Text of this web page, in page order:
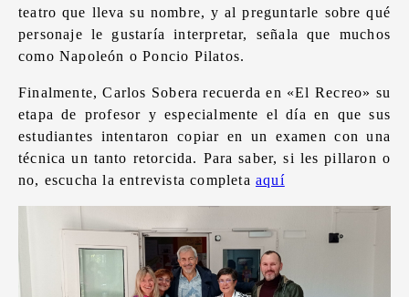
teatro que lleva su nombre, y al preguntarle sobre qué
personaje le gustaría interpretar, señala que muchos
como Napoleón o Poncio Pilatos.
Finalmente, Carlos Sobera recuerda en «El Recreo» su
etapa de profesor y especialmente el día en que sus
estudiantes intentaron copiar en un examen con una
técnica un tanto retorcida. Para saber, si les pillaron o
no, escucha la entrevista completa aquí